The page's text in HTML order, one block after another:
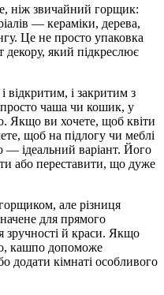
ніж звичайний горщик:
— кераміки, дерева,
Це не просто упаковка
який підкреслює
і закритим з
чаша чи кошик, у
Якщо ви хочете, щоб квіти
щоб на підлогу чи меблі
— ідеальний варіант. Його
або переставити, що дуже
але різниця
для прямого
й краси. Якщо
кашпо допоможе
додати кімнаті особливого